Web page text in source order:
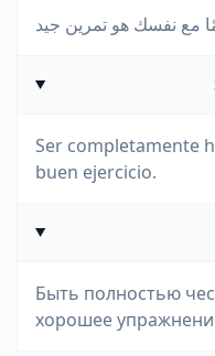
Ser completamente
buen ejercicio.
Быть полностью
хорошее